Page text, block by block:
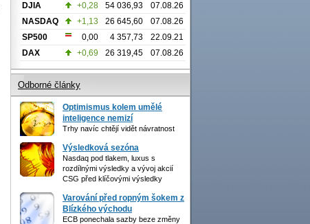
DJIA
+0,28 54 036,93
07.08.26
NASDAQ
+1,13 26 645,60
07.08.26
SP500
0,00 4 357,73
22.09.21
DAX
+0,69 26 319,45 07.08.26
Odborné články
Optimismus kolem umělé
inteligence nemizí
Trhy navíc chtějí vidět návratnost
Výsledková sezóna
Nasdaq pod tlakem, luxus s
rozdílnými výsledky a vývoj akcií
CSG před klíčovými výsledky
Varování před ropným šokem z
Blízkého východu
ECB ponechala sazby beze změny